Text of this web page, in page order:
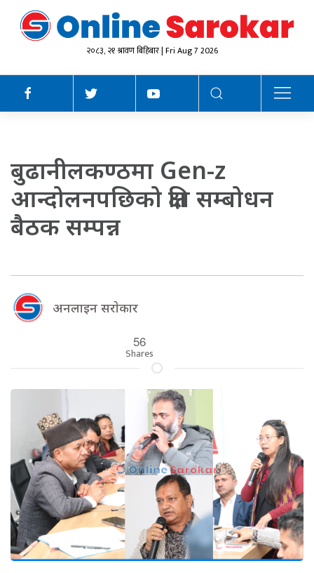
२०८३, २१ श्रावण बिहिबार | Fri Aug 7 2026
बुढानीलकण्ठमा Gen-z
आन्दोलनपछिको क्षति सम्बोधन
बैठक सम्पन्न
अनलाइन सराेकार
56
Shares